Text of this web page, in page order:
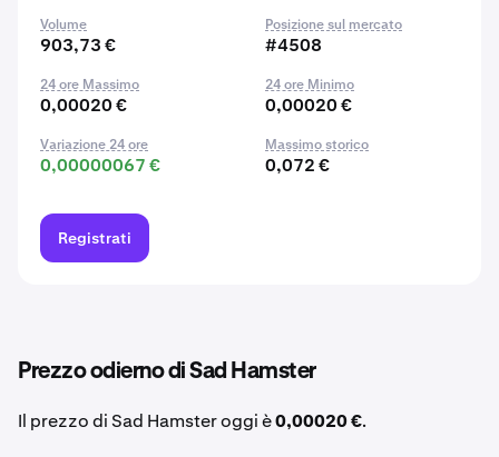
Volume
903,73 €
Posizione sul mercato
#4508
24 ore Massimo
0,00020 €
24 ore Minimo
0,00020 €
Variazione 24 ore
0,00000067 €
Massimo storico
0,072 €
Registrati
Prezzo odierno di Sad Hamster
Il prezzo di Sad Hamster oggi è0,00020 €.